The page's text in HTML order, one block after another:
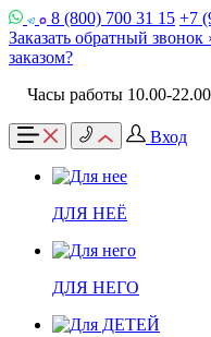
8 (800) 700 31 15 +7
Заказать обратный звонок
заказом?
Часы работы 10.00-22.00
Вход
ДЛЯ НЕЁ
ДЛЯ НЕГО